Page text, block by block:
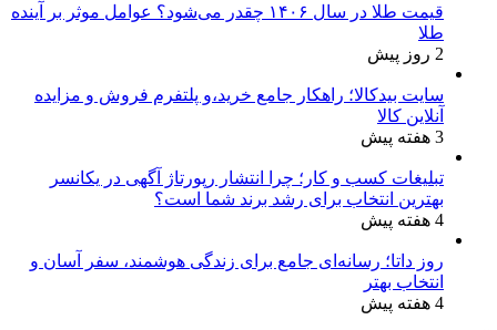
قیمت طلا در سال ۱۴۰۶ چقدر می‌شود؟ عوامل موثر بر آینده
طلا
2 روز پیش
سایت بیدکالا؛ راهکار جامع خرید،و پلتفرم فروش و مزایده
آنلاین کالا
3 هفته پیش
تبلیغات کسب و کار؛ چرا انتشار رپورتاژ آگهی در یکانسر
بهترین انتخاب برای رشد برند شما است؟
4 هفته پیش
روز داتا؛ رسانه‌ای جامع برای زندگی هوشمند، سفر آسان و
انتخاب بهتر
4 هفته پیش